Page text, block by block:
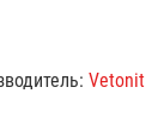
Vetonit